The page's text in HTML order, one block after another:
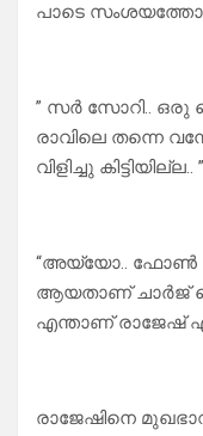
പാടെ
” സർ സോറി.. ഒരു
രാവിലെ തന്നെ
വിളിച്ചു കിട്ടിയില്ല.. ”
“അയ്യോ.. ഫോൺ
ആയതാണ് ചാർജ്
എന്താണ് രാജേഷ്
രാജേഷിനെ